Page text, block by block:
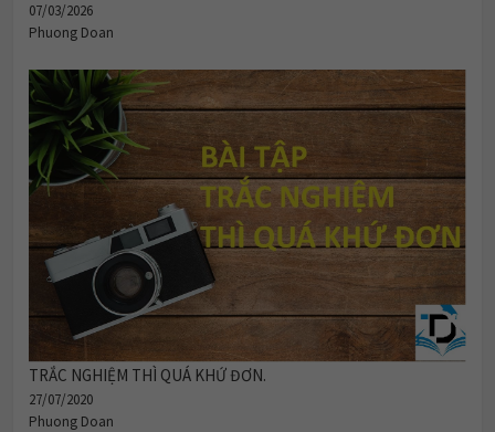
07/03/2026
Phuong Doan
TRẮC NGHIỆM THÌ QUÁ KHỨ ĐƠN.
27/07/2020
Phuong Doan